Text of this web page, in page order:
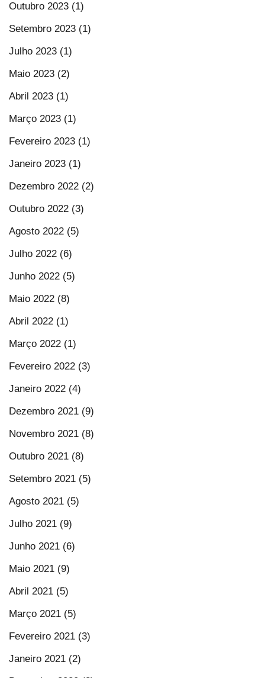
Outubro 2023 (1)
Setembro 2023 (1)
Julho 2023 (1)
Maio 2023 (2)
Abril 2023 (1)
Março 2023 (1)
Fevereiro 2023 (1)
Janeiro 2023 (1)
Dezembro 2022 (2)
Outubro 2022 (3)
Agosto 2022 (5)
Julho 2022 (6)
Junho 2022 (5)
Maio 2022 (8)
Abril 2022 (1)
Março 2022 (1)
Fevereiro 2022 (3)
Janeiro 2022 (4)
Dezembro 2021 (9)
Novembro 2021 (8)
Outubro 2021 (8)
Setembro 2021 (5)
Agosto 2021 (5)
Julho 2021 (9)
Junho 2021 (6)
Maio 2021 (9)
Abril 2021 (5)
Março 2021 (5)
Fevereiro 2021 (3)
Janeiro 2021 (2)